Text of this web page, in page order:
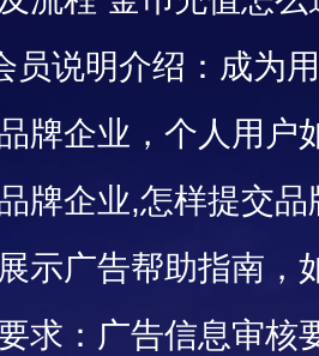
员说明介绍：成为
员具体权益项目
牌企业，个人用户
吗？
牌企业,怎样提交品
示广告帮助指南，
投放哪些广告
求：广告信息审核